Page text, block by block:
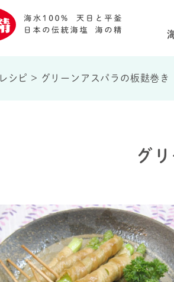
レシピ > グリーンアスパラの板麩巻き
グ